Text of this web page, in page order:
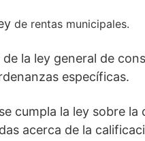
de rentas municipales.
la ley general de
específicas.
cumpla la ley sobre
acerca de la